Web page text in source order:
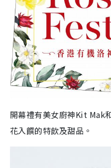
開幕禮有美女廚神Kit Mak
花入饌的特飲及甜品。